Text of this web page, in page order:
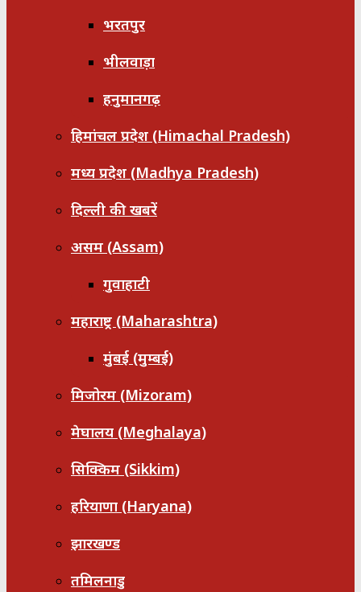
भरतपुर
भीलवाड़ा
हनुमानगढ़
हिमांचल प्रदेश (Himachal Pradesh)
मध्य प्रदेश (Madhya Pradesh)
दिल्ली की खबरें
असम (Assam)
गुवाहाटी
महाराष्ट्र (Maharashtra)
मुंबई (मुम्बई)
मिजोरम (Mizoram)
मेघालय (Meghalaya)
सिक्किम (Sikkim)
हरियाणा (Haryana)
झारखण्ड
तमिलनाडु